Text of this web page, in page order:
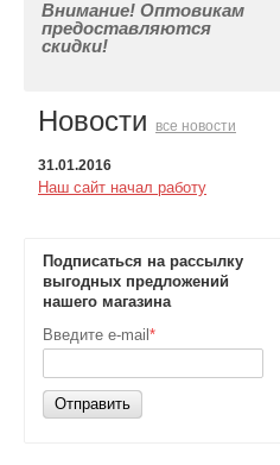
Внимание! Оптовикам
предоставляются
скидки!
Новости все новости
31.01.2016
Наш сайт начал работу
Подписаться на рассылку
выгодных предложений
нашего магазина
Введите e-mail *
Отправить